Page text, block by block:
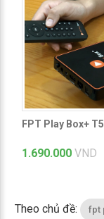
FPT Play Box+
1.690.000 VND
Theo chủ đề: fpt